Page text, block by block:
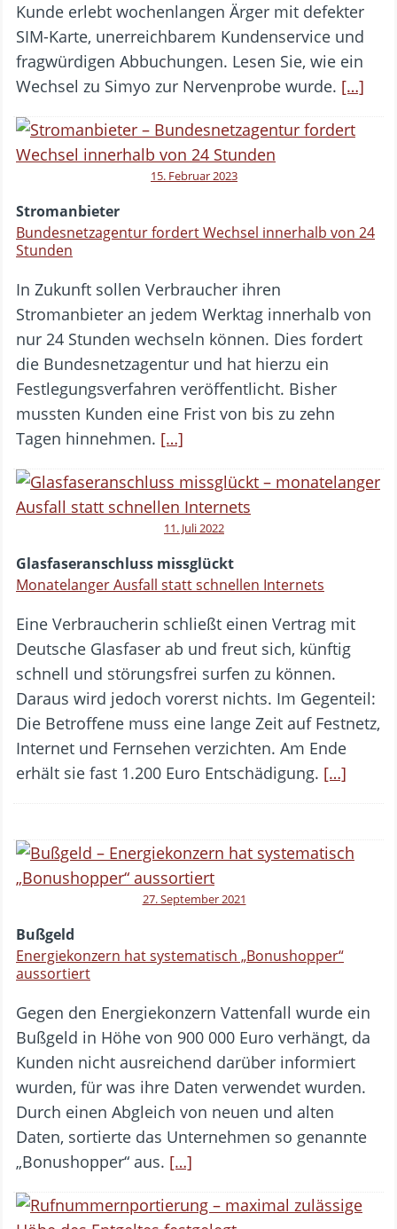
Kunde erlebt wochenlangen Ärger mit defekter
SIM-Karte, unerreichbarem Kundenservice und
fragwürdigen Abbuchungen. Lesen Sie, wie ein
Wechsel zu Simyo zur Nervenprobe wurde. […]
15. Februar 2023
Stromanbieter
Bundesnetzagentur fordert Wechsel innerhalb von 24
Stunden
In Zukunft sollen Verbraucher ihren
Stromanbieter an jedem Werktag innerhalb von
nur 24 Stunden wechseln können. Dies fordert
die Bundesnetzagentur und hat hierzu ein
Festlegungsverfahren veröffentlicht. Bisher
mussten Kunden eine Frist von bis zu zehn
Tagen hinnehmen. […]
11. Juli 2022
Glasfaseranschluss missglückt
Monatelanger Ausfall statt schnellen Internets
Eine Verbraucherin schließt einen Vertrag mit
Deutsche Glasfaser ab und freut sich, künftig
schnell und störungsfrei surfen zu können.
Daraus wird jedoch vorerst nichts. Im Gegenteil:
Die Betroffene muss eine lange Zeit auf Festnetz,
Internet und Fernsehen verzichten. Am Ende
erhält sie fast 1.200 Euro Entschädigung. […]
27. September 2021
Bußgeld
Energiekonzern hat systematisch „Bonushopper“
aussortiert
Gegen den Energiekonzern Vattenfall wurde ein
Bußgeld in Höhe von 900 000 Euro verhängt, da
Kunden nicht ausreichend darüber informiert
wurden, für was ihre Daten verwendet wurden.
Durch einen Abgleich von neuen und alten
Daten, sortierte das Unternehmen so genannte
„Bonushopper“ aus. […]